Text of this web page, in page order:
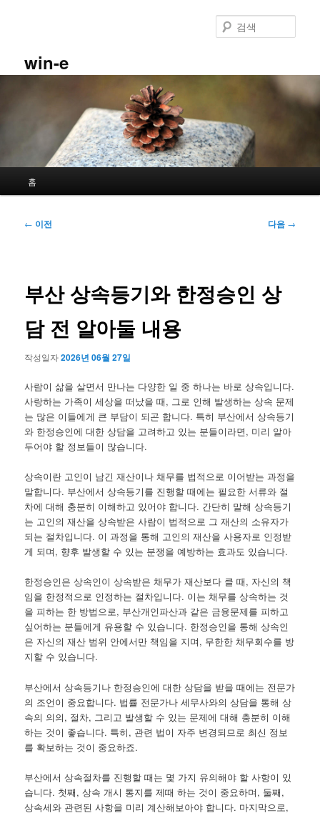
win-e
색
홈
글
션
← 이전 다음 →
부산 상속등기와 한정승인 상
담 전 알아둘 내용
작성일자2026년 06월 27일
사람이 삶을 살면서 만나는 다양한 일 중 하나는 바로 상속입니다.
사랑하는 가족이 세상을 떠났을 때, 그로 인해 발생하는 상속 문제
는 많은 이들에게 큰 부담이 되곤 합니다. 특히 부산에서 상속등기
와 한정승인에 대한 상담을 고려하고 있는 분들이라면, 미리 알아
두어야 할 정보들이 많습니다.
상속이란 고인이 남긴 재산이나 채무를 법적으로 이어받는 과정을
말합니다. 부산에서 상속등기를 진행할 때에는 필요한 서류와 절
차에 대해 충분히 이해하고 있어야 합니다. 간단히 말해 상속등기
는 고인의 재산을 상속받은 사람이 법적으로 그 재산의 소유자가
되는 절차입니다. 이 과정을 통해 고인의 재산을 사용자로 인정받
게 되며, 향후 발생할 수 있는 분쟁을 예방하는 효과도 있습니다.
한정승인은 상속인이 상속받은 채무가 재산보다 클 때, 자신의 책
임을 한정적으로 인정하는 절차입니다. 이는 채무를 상속하는 것
을 피하는 한 방법으로, 부산개인파산과 같은 금융문제를 피하고
싶어하는 분들에게 유용할 수 있습니다. 한정승인을 통해 상속인
은 자신의 재산 범위 안에서만 책임을 지며, 무한한 채무회수를 방
지할 수 있습니다.
부산에서 상속등기나 한정승인에 대한 상담을 받을 때에는 전문가
의 조언이 중요합니다. 법률 전문가나 세무사와의 상담을 통해 상
속의 의의, 절차, 그리고 발생할 수 있는 문제에 대해 충분히 이해
하는 것이 좋습니다. 특히, 관련 법이 자주 변경되므로 최신 정보
를 확보하는 것이 중요하죠.
부산에서 상속절차를 진행할 때는 몇 가지 유의해야 할 사항이 있
습니다. 첫째, 상속 개시 통지를 제때 하는 것이 중요하며, 둘째,
상속세와 관련된 사항을 미리 계산해보아야 합니다. 마지막으로,